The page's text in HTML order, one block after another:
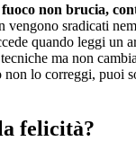
non brucia,
vengono sradicati
quando leggi un
ma non
non lo correggi, puoi
felicità?